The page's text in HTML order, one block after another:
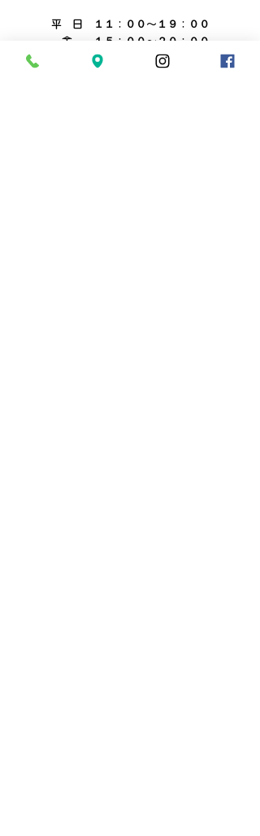
平　日　１１：００～１９：００
金　　１５：００～２０：００
土日祝　１１：００～１９：００